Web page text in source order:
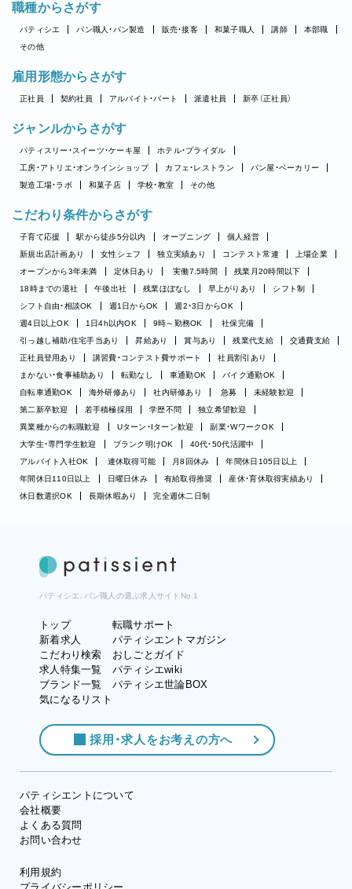
職種からさがす
パティシエ パン職人・パン製造 販売・接客 和菓子職人 講師
本部職
その他
雇用形態からさがす
正社員 契約社員 アルバイト・パート 派遣社員 新卒（正社員）
ジャンルからさがす
パティスリー・スイーツ・ケーキ屋
ホテル・ブライダル
工房・アトリエ・オンラインショップ
カフェ・レストラン
パン屋・ベーカリー
製造工場・ラボ
和菓子店 学校・教室 その他
こだわり条件からさがす
子育て応援 駅から徒歩5分以内 オープニング
個人経営
新規出店計画あり
女性シェフ 独立実績あり コンテスト常連
上場企業
オープンから3年未満
定休日あり 実働7.5時間
残業月20時間以下
18時までの退社
午後出社 残業ほぼなし 早上がりあり
シフト制
シフト自由・相談OK
週1日からOK
週2・3日からOK
週4日以上OK
1日4h以内OK 9時～勤務OK
社保完備
引っ越し補助/住宅手当あり
昇給あり 賞与あり 残業代支給
交通費支給
正社員登用あり
講習費・コンテスト費サポート
社員割引あり
まかない・食事補助あり
転勤なし 車通勤OK
バイク通勤OK
自転車通勤OK
海外研修あり 社内研修あり 急募
未経験歓迎
第二新卒歓迎
若手積極採用 学歴不問
独立希望歓迎
異業種からの転職歓迎
Uターン・Iターン歓迎
副業・WワークOK
大学生・専門学生歓迎
ブランク明けOK
40代・50代活躍中
アルバイト入社OK
連休取得可能 月8回休み
年間休日105日以上
年間休日110日以上
日曜日休み 有給取得推奨
産休・育休取得実績あり
休日数選択OK
長期休暇あり 完全週休二日制
パティシエ、パン職人の選ぶ求人サイトNo.1
トップ
新着求人
こだわり検索
求人特集一覧
ブランド一覧
気になるリスト
転職サポート
パティシエントマガジン
おしごとガイド
パティシエwiki
パティシエ世論BOX
採用・求人をお考えの方へ
パティシエントについて
会社概要
よくある質問
お問い合わせ
利用規約